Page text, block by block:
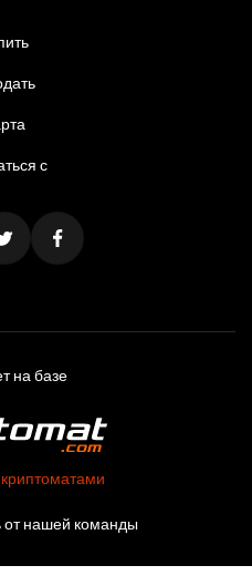
с
на базе
криптоматами
нашей команды